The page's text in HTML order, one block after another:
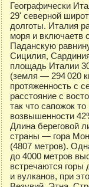
Географически
29' северной
долготы. Италия
моря и включаетв
Паданскую
Сицилия,
площадь Италии
(земля — 294 020
протяженность с
расстояние с
так что сапожок
возвышенности
Длина береговой
страны — гора
(4807 метров).
до 4000 метров
встречаются
и вулканов, при